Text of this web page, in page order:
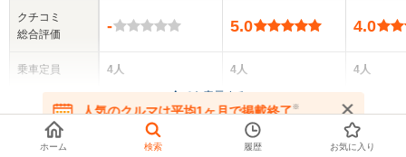
クチコミ
総合評価
乗車定員
-
4人
5ドア
全高
5.0
4人
5ドア
全高
4.0
4人
▼全てを表示する
人気のクルマは平均1ヶ月で掲載終了※
在庫が無くなる前にお問い合わせください
ホーム 検索 履歴 お気に入り